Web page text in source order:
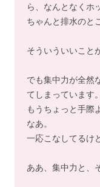
ら、なんとなくホ
ちゃんと排水のと
そういういいこと
でも集中力が全然
てしまっています。
もうちょっと手際
なあ。
一応こなしてるけ
ああ、集中力と、